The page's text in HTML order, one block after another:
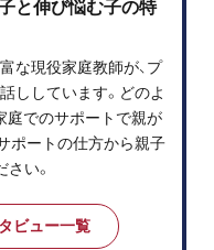
と伸び悩む子の特
な現役家庭教師が、プ
ししています。どのよ
庭でのサポートで親が
ポートの仕方から親子
い。
ビュー一覧